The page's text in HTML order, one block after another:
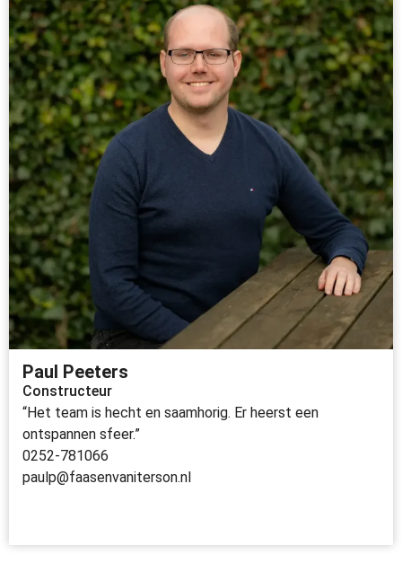
Paul Peeters
Constructeur
“Het team is hecht en saamhorig. Er heerst een
ontspannen sfeer.”
0252-781066
paulp@faasenvaniterson.nl